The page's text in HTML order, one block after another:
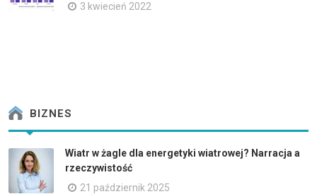
3 kwiecień 2022
BIZNES
Wiatr w żagle dla energetyki wiatrowej? Narracja a
rzeczywistość
21 październik 2025